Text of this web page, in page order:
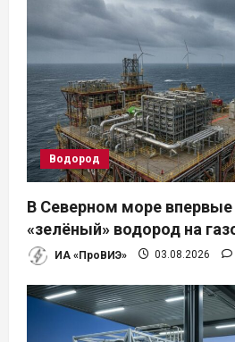
п
о
з
а
п
и
с
я
Водород
В Северном море впервые
«зелёный» водород на
ИА «ПроВИЭ» 03.08.2026